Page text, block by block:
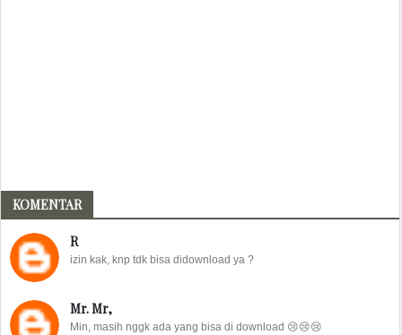
KOMENTAR
R
izin kak, knp tdk bisa didownload ya ?
Mr. Mr,
Min, masih nggk ada yang bisa di download 😢😢😢